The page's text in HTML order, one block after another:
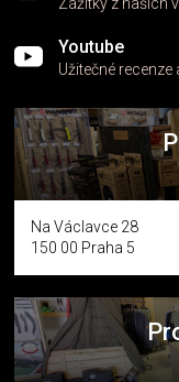
Youtube
Užitečné recenze
Na Václavce 28
150 00 Praha 5